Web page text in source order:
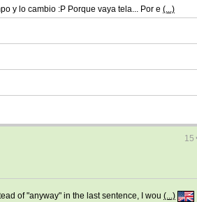
y lo cambio :P Porque vaya tela... Por e (...)
15
of "anyway" in the last sentence, I wou (...)